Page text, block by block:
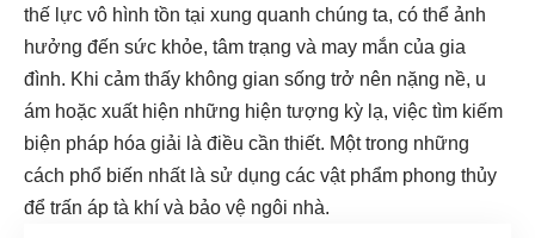
thế lực vô hình tồn tại xung quanh chúng ta, có thể ảnh
hưởng đến sức khỏe, tâm trạng và may mắn của gia
đình. Khi cảm thấy không gian sống trở nên nặng nề, u
ám hoặc xuất hiện những hiện tượng kỳ lạ, việc tìm kiếm
biện pháp hóa giải là điều cần thiết. Một trong những
cách phổ biến nhất là sử dụng các vật phẩm phong thủy
để trấn áp tà khí và bảo vệ ngôi nhà.